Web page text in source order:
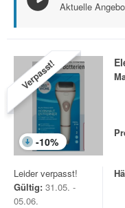
Aktuelle
Verpasst!
-10%
Leider verpasst!
Gültig: 31.05. -
05.06.